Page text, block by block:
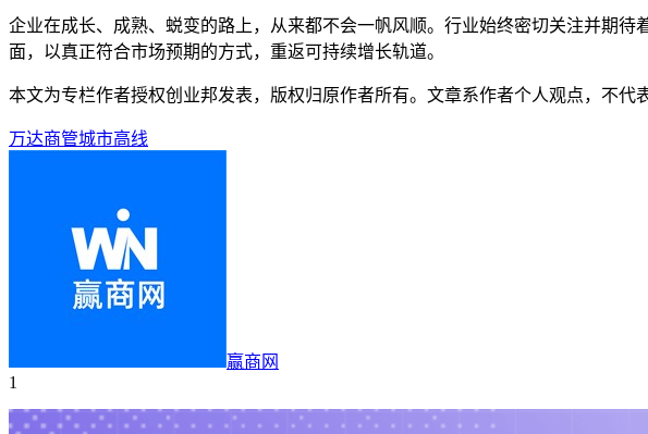
企业在成长、成熟、蜕变的路上，从来都不会一帆风顺。行业始终密切关注并期
面，以真正符合市场预期的方式，重返可持续增长轨道。
本文为专栏作者授权创业邦发表，版权归原作者所有。文章系作者个人观点，不代
万达商管城市高线
赢商网
1